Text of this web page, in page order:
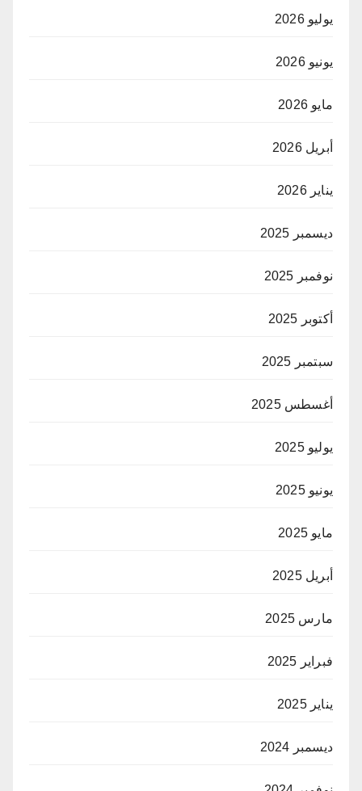
يوليو 2026
يونيو 2026
مايو 2026
أبريل 2026
يناير 2026
ديسمبر 2025
نوفمبر 2025
أكتوبر 2025
سبتمبر 2025
أغسطس 2025
يوليو 2025
يونيو 2025
مايو 2025
أبريل 2025
مارس 2025
فبراير 2025
يناير 2025
ديسمبر 2024